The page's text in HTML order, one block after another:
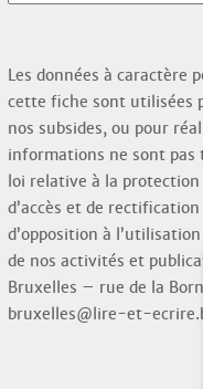
Les données à caractère
cette fiche sont utilisées
nos subsides, ou pour
informations ne sont pas
loi relative à la
d’accès et de
d’opposition à
de nos activités et
Bruxelles – rue de la
bruxelles@lire-et-